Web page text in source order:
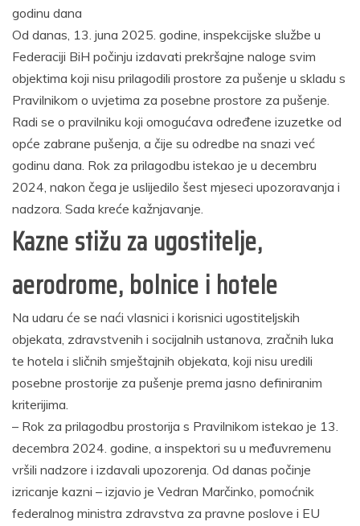
godinu dana
Od danas, 13. juna 2025. godine, inspekcijske službe u
Federaciji BiH počinju izdavati prekršajne naloge svim
objektima koji nisu prilagodili prostore za pušenje u skladu s
Pravilnikom o uvjetima za posebne prostore za pušenje.
Radi se o pravilniku koji omogućava određene izuzetke od
opće zabrane pušenja, a čije su odredbe na snazi već
godinu dana. Rok za prilagodbu istekao je u decembru
2024, nakon čega je uslijedilo šest mjeseci upozoravanja i
nadzora. Sada kreće kažnjavanje.
Kazne stižu za ugostitelje,
aerodrome, bolnice i hotele
Na udaru će se naći vlasnici i korisnici ugostiteljskih
objekata, zdravstvenih i socijalnih ustanova, zračnih luka
te hotela i sličnih smještajnih objekata, koji nisu uredili
posebne prostorije za pušenje prema jasno definiranim
kriterijima.
– Rok za prilagodbu prostorija s Pravilnikom istekao je 13.
decembra 2024. godine, a inspektori su u međuvremenu
vršili nadzore i izdavali upozorenja. Od danas počinje
izricanje kazni – izjavio je Vedran Marčinko, pomoćnik
federalnog ministra zdravstva za pravne poslove i EU